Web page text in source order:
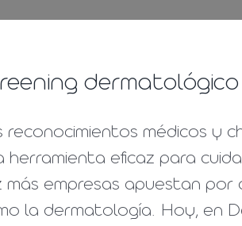
reconocimientos médicos y
herramienta eficaz para
más empresas apuestan
la dermatología. Hoy, en